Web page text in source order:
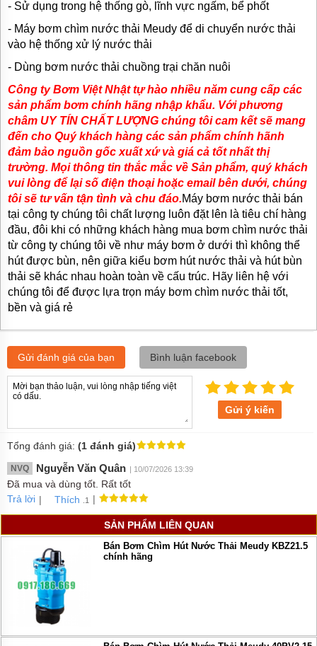
- Sử dụng trong hệ thống gò, lĩnh vực ngấm, bể phốt
- Máy bơm chìm nước thải Meudy để di chuyển nước thải
vào hệ thống xử lý nước thải
- Dùng bơm nước thải chuồng trại chăn nuôi
Công ty Bơm Việt Nhật tự hào nhiều năm cung cấp các
sản phẩm bơm chính hãng nhập khẩu. Với phương
châm UY TÍN CHẤT LƯỢNG chúng tôi cam kết sẽ mang
đến cho Quý khách hàng các sản phẩm chính hãnh
đảm bảo nguồn gốc xuất xứ và giá cả tốt nhất thị
trường. Mọi thông tin thắc mắc về Sản phẩm, quý khách
vui lòng để lại số điện thoại hoặc email bên dưới, chúng
tôi sẽ tư vấn tận tình và chu đáo.Máy bơm nước thải bán
tại công ty chúng tôi chất lượng luôn đặt lên là tiêu chí hàng
đầu, đôi khi có những khách hàng mua bơm chìm nước thải
từ công ty chúng tôi về như máy bơm ở dưới thì không thể
hút được bùn, nên giữa kiểu bơm hút nước thải và hút bùn
thải sẽ khác nhau hoàn toàn về cấu trúc. Hãy liên hệ với
chúng tôi để được lựa trọn máy bơm chìm nước thải tốt,
bền và giá rẻ
Gửi đánh giá của bạn Bình luận facebook
Gửi ý kiến
Tổng đánh giá: (1 đánh giá)
NVQ Nguyễn Văn Quân | 10/07/2026 13:39
Đã mua và dùng tốt. Rất tốt
Trả lời | Thích .1 |
SẢN PHẨM LIÊN QUAN
Bán Bơm Chìm Hút Nước Thải Meudy KBZ21.5
chính hãng